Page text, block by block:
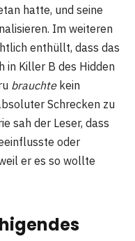
hatte, und seine
Im weiteren
enthüllt, dass das
in Killer B des Hidden
brauchtekein
Schrecken zu
sah der Leser, dass
oder
er es so wollte